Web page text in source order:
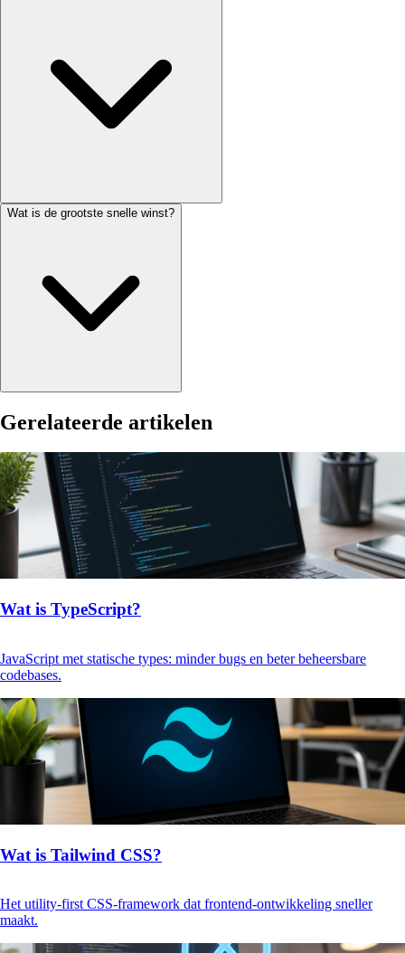
Wat is de grootste snelle winst?
Gerelateerde artikelen
Wat is TypeScript?
JavaScript met statische types: minder bugs en beter beheersbare
codebases.
Wat is Tailwind CSS?
Het utility-first CSS-framework dat frontend-ontwikkeling sneller
maakt.